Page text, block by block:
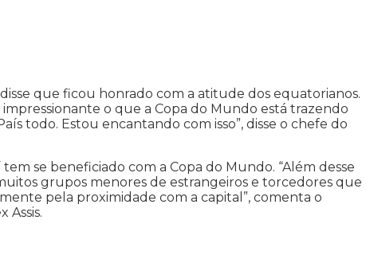
que ficou honrado com a atitude dos equatorianos.
o que a Copa do Mundo está trazendo
todo. Estou encantando com isso”, disse o chefe do
se beneficiado com a Copa do Mundo. “Além desse
grupos menores de estrangeiros e torcedores que
pela proximidade com a capital”, comenta o
Assis.